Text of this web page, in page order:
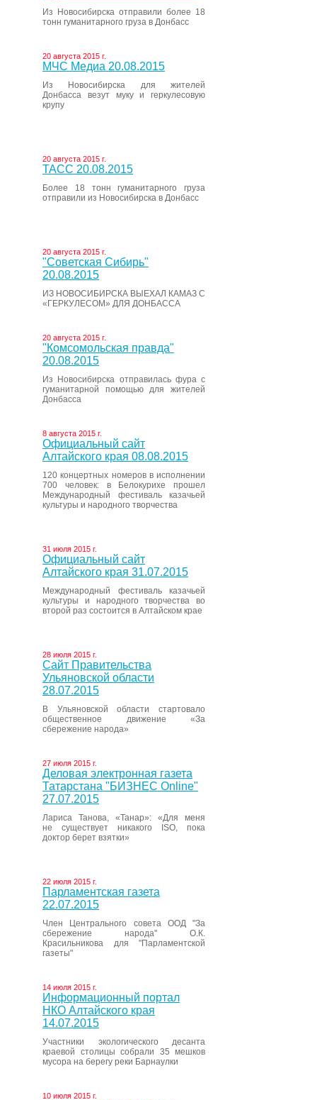
Из Новосибирска отправили более 18
тонн гуманитарного груза в Донбасс
20 августа 2015 г.
МЧС Медиа 20.08.2015
Из Новосибирска для жителей
Донбасса везут муку и геркулесовую
крупу
20 августа 2015 г.
ТАСС 20.08.2015
Более 18 тонн гуманитарного груза
отправили из Новосибирска в Донбасс
20 августа 2015 г.
"Советская Сибирь"
20.08.2015
ИЗ НОВОСИБИРСКА ВЫЕХАЛ КАМАЗ С
«ГЕРКУЛЕСОМ» ДЛЯ ДОНБАССА
20 августа 2015 г.
"Комсомольская правда"
20.08.2015
Из Новосибирска отправилась фура с
гуманитарной помощью для жителей
Донбасса
8 августа 2015 г.
Официальный сайт
Алтайского края 08.08.2015
120 концертных номеров в исполнении
700 человек: в Белокурихе прошел
Международный фестиваль казачьей
культуры и народного творчества
31 июля 2015 г.
Официальный сайт
Алтайского края 31.07.2015
Международный фестиваль казачьей
культуры и народного творчества во
второй раз состоится в Алтайском крае
28 июля 2015 г.
Сайт Правительства
Ульяновской области
28.07.2015
В Ульяновской области стартовало
общественное движение «За
сбережение народа»
27 июля 2015 г.
Деловая электронная газета
Татарстана "БИЗНЕС Online"
27.07.2015
Лариса Танова, «Танар»: «Для меня
не существует никакого ISO, пока
доктор берет взятки»
22 июля 2015 г.
Парламентская газета
22.07.2015
Член Центрального совета ООД "За
сбережение народа" О.К.
Красильникова для "Парламентской
газеты"
14 июля 2015 г.
Информационный портал
НКО Алтайского края
14.07.2015
Участники экологического десанта
краевой столицы собрали 35 мешков
мусора на берегу реки Барнаулки
10 июля 2015 г.